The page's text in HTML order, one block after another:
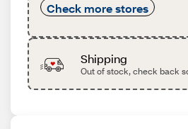
Check more stores
Shipping
Out of stock, check back